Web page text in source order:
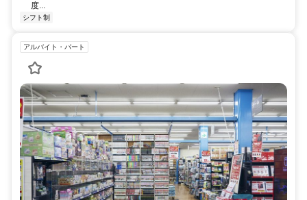
度...
シフト制
アルバイト・パート